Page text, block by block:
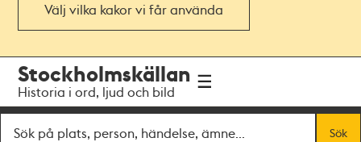
Välj vilka kakor vi får använda
navigationen
huvudinnehållet
Stockholmskällan
Historia i ord, ljud och bild
Sök